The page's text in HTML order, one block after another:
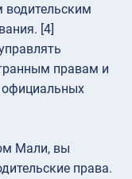
[4]
правам и
официальных
Мали, вы
права.